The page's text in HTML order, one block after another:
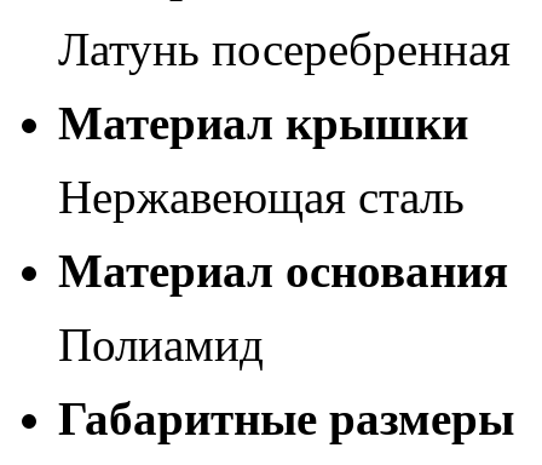
Латунь посеребренная
Материал крышки
Нержавеющая сталь
Материал основания
Полиамид
Габаритные размеры